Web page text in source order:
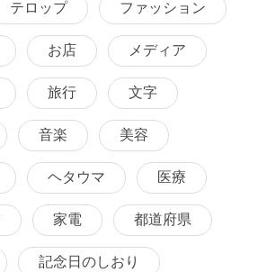
テロップ ファッション
お店 メディア
旅行 文字
音楽 美容
ヘタウマ 医療
家電 都道府県
記念日のしおり